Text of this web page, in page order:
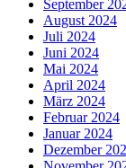
September
August 2024
Juli 2024
Juni 2024
Mai 2024
April 2024
März 2024
Februar 2024
Januar 2024
Dezember